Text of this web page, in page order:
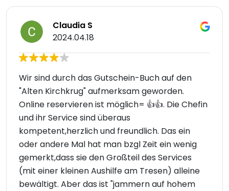
Claudia S
2024.04.18
Wir sind durch das Gutschein-Buch auf den
"Alten Kirchkrug" aufmerksam geworden.
Online reservieren ist möglich= 👍👍. Die Chefin
und ihr Service sind überaus
kompetent,herzlich und freundlich. Das ein
oder andere Mal hat man bzgl Zeit ein wenig
gemerkt,dass sie den Großteil des Services
(mit einer kleinen Aushilfe am Tresen) alleine
bewältigt. Aber das ist "jammern auf hohem